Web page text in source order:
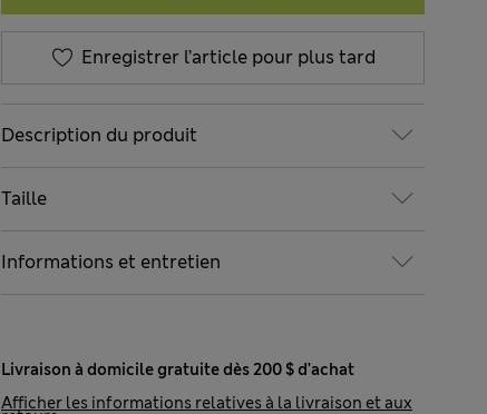
Enregistrer l’article pour plus tard
Description du produit
Taille
Informations et entretien
Livraison à domicile gratuite dès 200 $ d'achat
Afficher les informations relatives à la livraison et aux